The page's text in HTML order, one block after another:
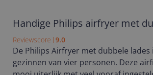
Handige Philips airfryer met
Reviewscore 9.0
De Philips Airfryer met dubbele lades
gezinnen van vier personen. Deze